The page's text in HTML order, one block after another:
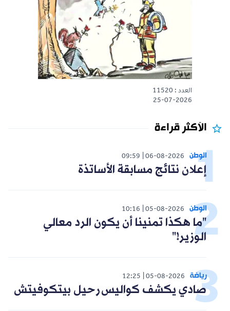
العدد : 11520
25-07-2026
الأكثر قراءة
الوطن 06-08-2026
09:59
إعلان نتائج مسابقة الأساتذة
الوطن 05-08-2026
10:16
"ما هكذا تمنينا أن يكون الرد معالي
الوزير!"
رياضة 05-08-2026
12:25
صادي يكشف كواليس رحيل بيتكوفيتش